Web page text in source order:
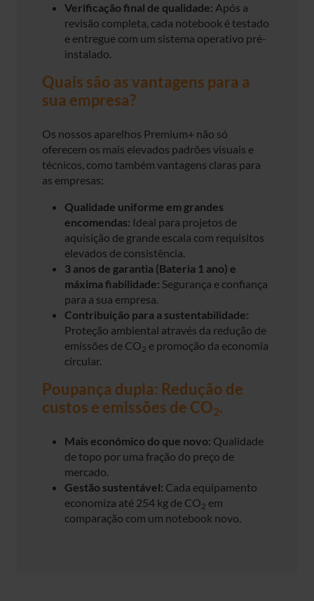
Verificação final de qualidade: Após a
revisão completa, cada notebook é testado
e entregue com um sistema operativo pré-
instalado.
Quais são as vantagens para a
sua empresa?
Os nossos aparelhos Premium+ não só
oferecem os mais elevados padrões visuais e
técnicos, como também vantagens claras para
as empresas:
Qualidade uniforme em grandes
encomendas: Ideal para projetos de
aquisição de grande escala com requisitos
elevados de consistência.
3 anos de garantia (Bateria 1 ano) e
máxima fiabilidade: Segurança e confiança
para a sua empresa.
Contribuição para a sustentabilidade:
Proteção ambiental através da redução de
emissões de CO2 e promoção da economia
circular.
Poupança dupla: Redução de
custos e emissões de CO2.
Mais económico do que novo: Qualidade
de topo por uma fração do preço de
mercado.
Gestão sustentável: Cada equipamento
economiza até 254 kg de CO2 em
comparação com um notebook novo.